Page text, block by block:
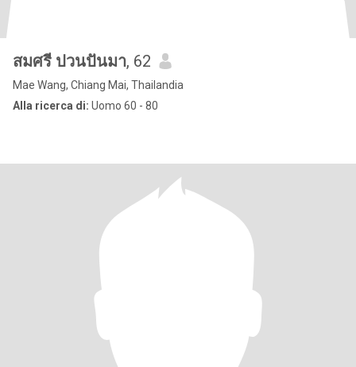
สมศรี ปวนปันมา, 62
Mae Wang, Chiang Mai, Thailandia
Alla ricerca di: Uomo 60 - 80